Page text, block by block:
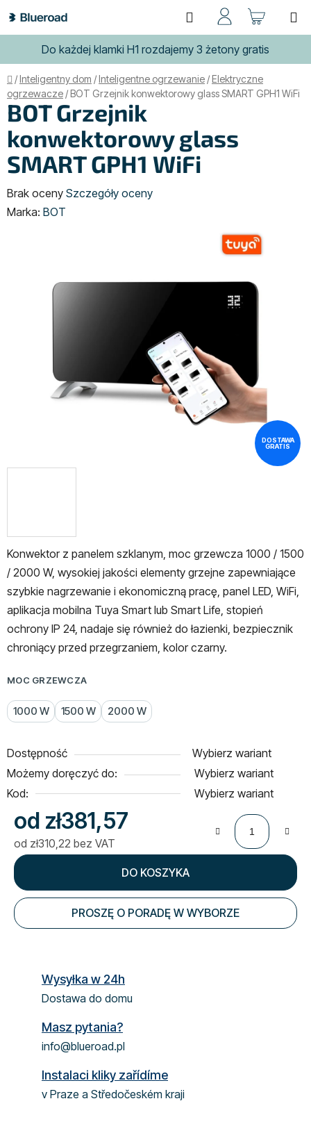
do
treści
Do każdej klamki H1 rozdajemy 3 żetony gratis
Szukaj
Home
/Inteligentny dom /Inteligentne ogrzewanie /Elektryczne
ogrzewacze /BOT Grzejnik konwektorowy glass SMART GPH1 WiFi
Konwektor z panelem szklanym, moc grzewcza 1000 / 1500
/ 2000 W, wysokiej jakości elementy grzejne zapewniające
szybkie nagrzewanie i ekonomiczną pracę, panel LED, WiFi,
aplikacja mobilna Tuya Smart lub Smart Life, stopień
ochrony IP 24, nadaje się również do łazienki, bezpiecznik
chroniący przed przegrzaniem, kolor czarny.
MOC GRZEWCZA
1000 W 1500 W 2000 W
Dostępność
Wybierz wariant
Możemy doręczyć do:
Wybierz wariant
Kod:
Wybierz wariant
od zł381,57
od zł310,22 bez VAT
Cena jednostkowa:
DO KOSZYKA
PROSZĘ O PORADĘ W WYBORZE
BOT Grzejnik
konwektorowy glass
SMART GPH1 WiFi
Średnia
ocena
Brak oceny Szczegóły oceny
Marka: BOT
DOSTAWA
GRATIS
Wysyłka w 24h
Dostawa do domu
Masz pytania?
info@blueroad.pl
Instalaci kliky zařídíme
v Praze a Středočeském kraji